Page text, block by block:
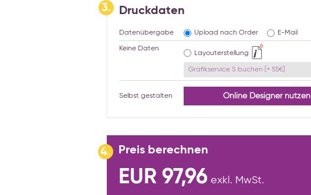
3. Druckdaten
Datenübergabe Upload nach Order E-Mail
Keine Daten
Layouterstellung
Grafikservice S buchen [+ 55€]
Selbst gestalten Online Designer nutzen
4. Preis berechnen
EUR 97,96 exkl. MwSt.